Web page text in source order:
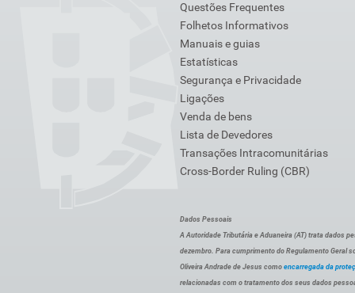
Questões Frequentes
Folhetos Informativos
Manuais e guias
Estatísticas
Segurança e Privacidade
Ligações
Venda de bens
Lista de Devedores
Transações Intracomunitárias
Cross-Border Ruling (CBR)
Dados Pessoais
A Autoridade Tributária e Aduaneira (AT) trata dados
dezembro. Para cumprimento do Regulamento Geral
Oliveira Andrade de Jesus como encarregada da
relacionadas com o tratamento dos seus dados